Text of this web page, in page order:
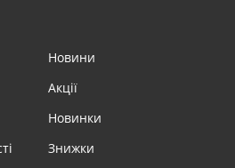
Новини
Акції
Новинки
Знижки